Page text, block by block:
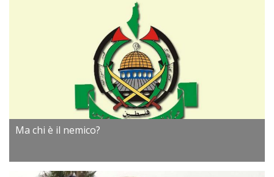
Ma chi è il nemico?